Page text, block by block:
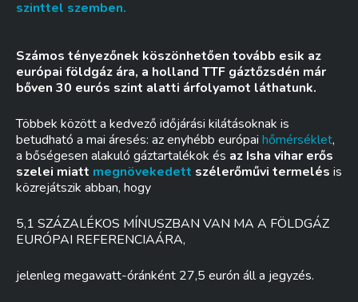
szinttel szemben.
Számos tényezőnek köszönhetően tovább esik az
európai földgáz ára, a holland TTF gáztőzsdén már
bőven 30 eurós szint alatti árfolyamot láthatunk.
Többek között a kedvező időjárási kilátásoknak is
betudható a mai áresés: az enyhébb európai hőmérséklet,
a bőségesen alakuló gáztartalékok és az Isha vihar erős
szelei miatt megnövekedett szélerőművi termelés is
közrejátszik abban, hogy
5,1 SZÁZALÉKOS MÍNUSZBAN VAN MA A FÖLDGÁZ
EURÓPAI REFERENCIAÁRA,
jelenleg megawatt-óránként 27,5 eurón áll a jegyzés.